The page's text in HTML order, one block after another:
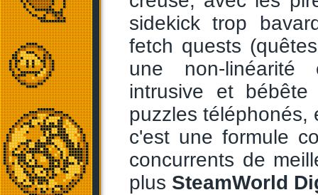
sidekick trop
fetch quests
une non-linéarité
intrusive et
puzzles téléphonés,
c'est une formule
concurrents de
plus SteamWorld